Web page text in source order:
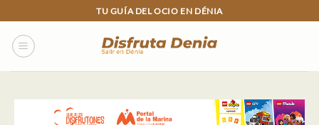
to
content
TU GUÍA DEL OCIO EN DÉNIA